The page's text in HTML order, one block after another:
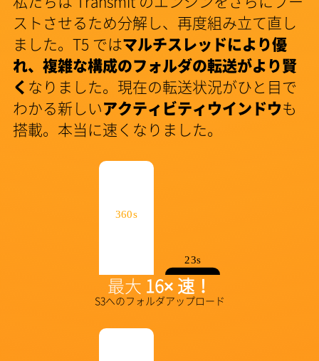
ストさせるため分解し、再度組み立て直し
ました。T5 ではマルチスレッドにより優
れ、複雑な構成のフォルダの転送がより賢
く なりました。現在の転送状況がひと目で
わかる新しいアクティビティウインドウも
搭載。本当に速くなりました。
360s
23s
最大 16× 速！
S3へのフォルダアップロード